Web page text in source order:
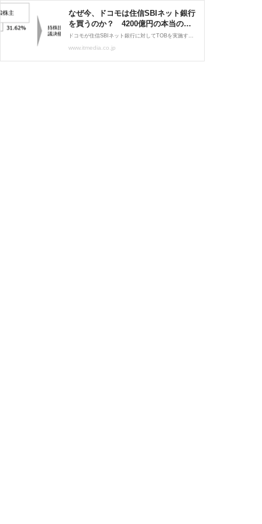
なぜ今、ドコモは住信SBIネット銀行
を買うのか？ 4200億円の本当の勝
算
ドコモが住信SBIネット銀行に対してTOBを実施すると発表した。銀行領域への本格参入が遅れたドコモだが、その狙いはどこにあるのか……。
www.itmedia.co.jp